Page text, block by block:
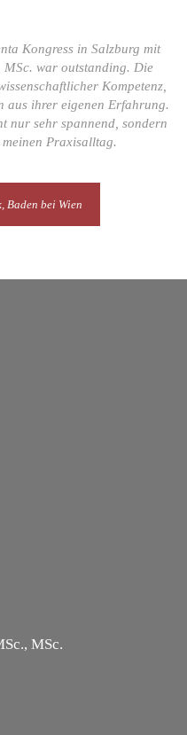
Kongress in Salzburg mit
MSc. war outstanding. Die
Kompetenz,
aus ihrer eigenen Erfahrung.
nur sehr spannend, sondern
Praxisalltag.
Baden bei Wien
MSc.